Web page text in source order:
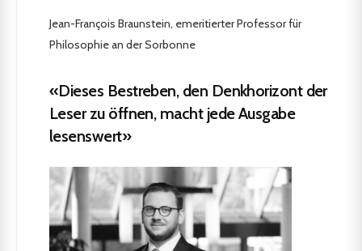
Jean-François Braunstein, emeritierter Professor für
Philosophie an der Sorbonne
«Dieses Bestreben, den Denkhorizont der
Leser zu öffnen, macht jede Ausgabe
lesenswert»